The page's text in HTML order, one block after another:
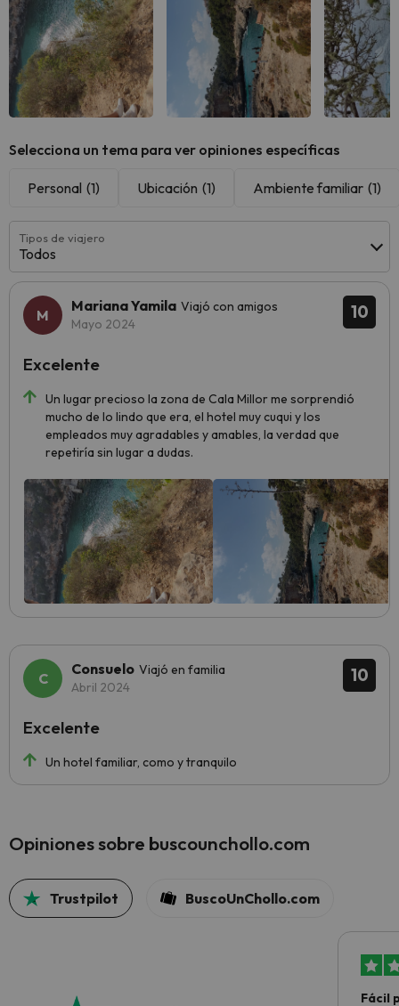
Selecciona un tema para ver opiniones específicas
Personal (1) Ubicación (1) Ambiente familiar (1)
Tipos de viajero
Todos
10
Mariana Yamila Viajó con amigos
Mayo 2024
Un lugar precioso la zona de Cala Millor me sorprendió
mucho de lo lindo que era, el hotel muy cuqui y los
empleados muy agradables y amables, la verdad que
repetiría sin lugar a dudas.
Excelente
10
Consuelo Viajó en familia
Abril 2024
Un hotel familiar, como y tranquilo
Excelente
Opiniones sobre buscounchollo.com
Trustpilot BuscoUnChollo.com
Fácil